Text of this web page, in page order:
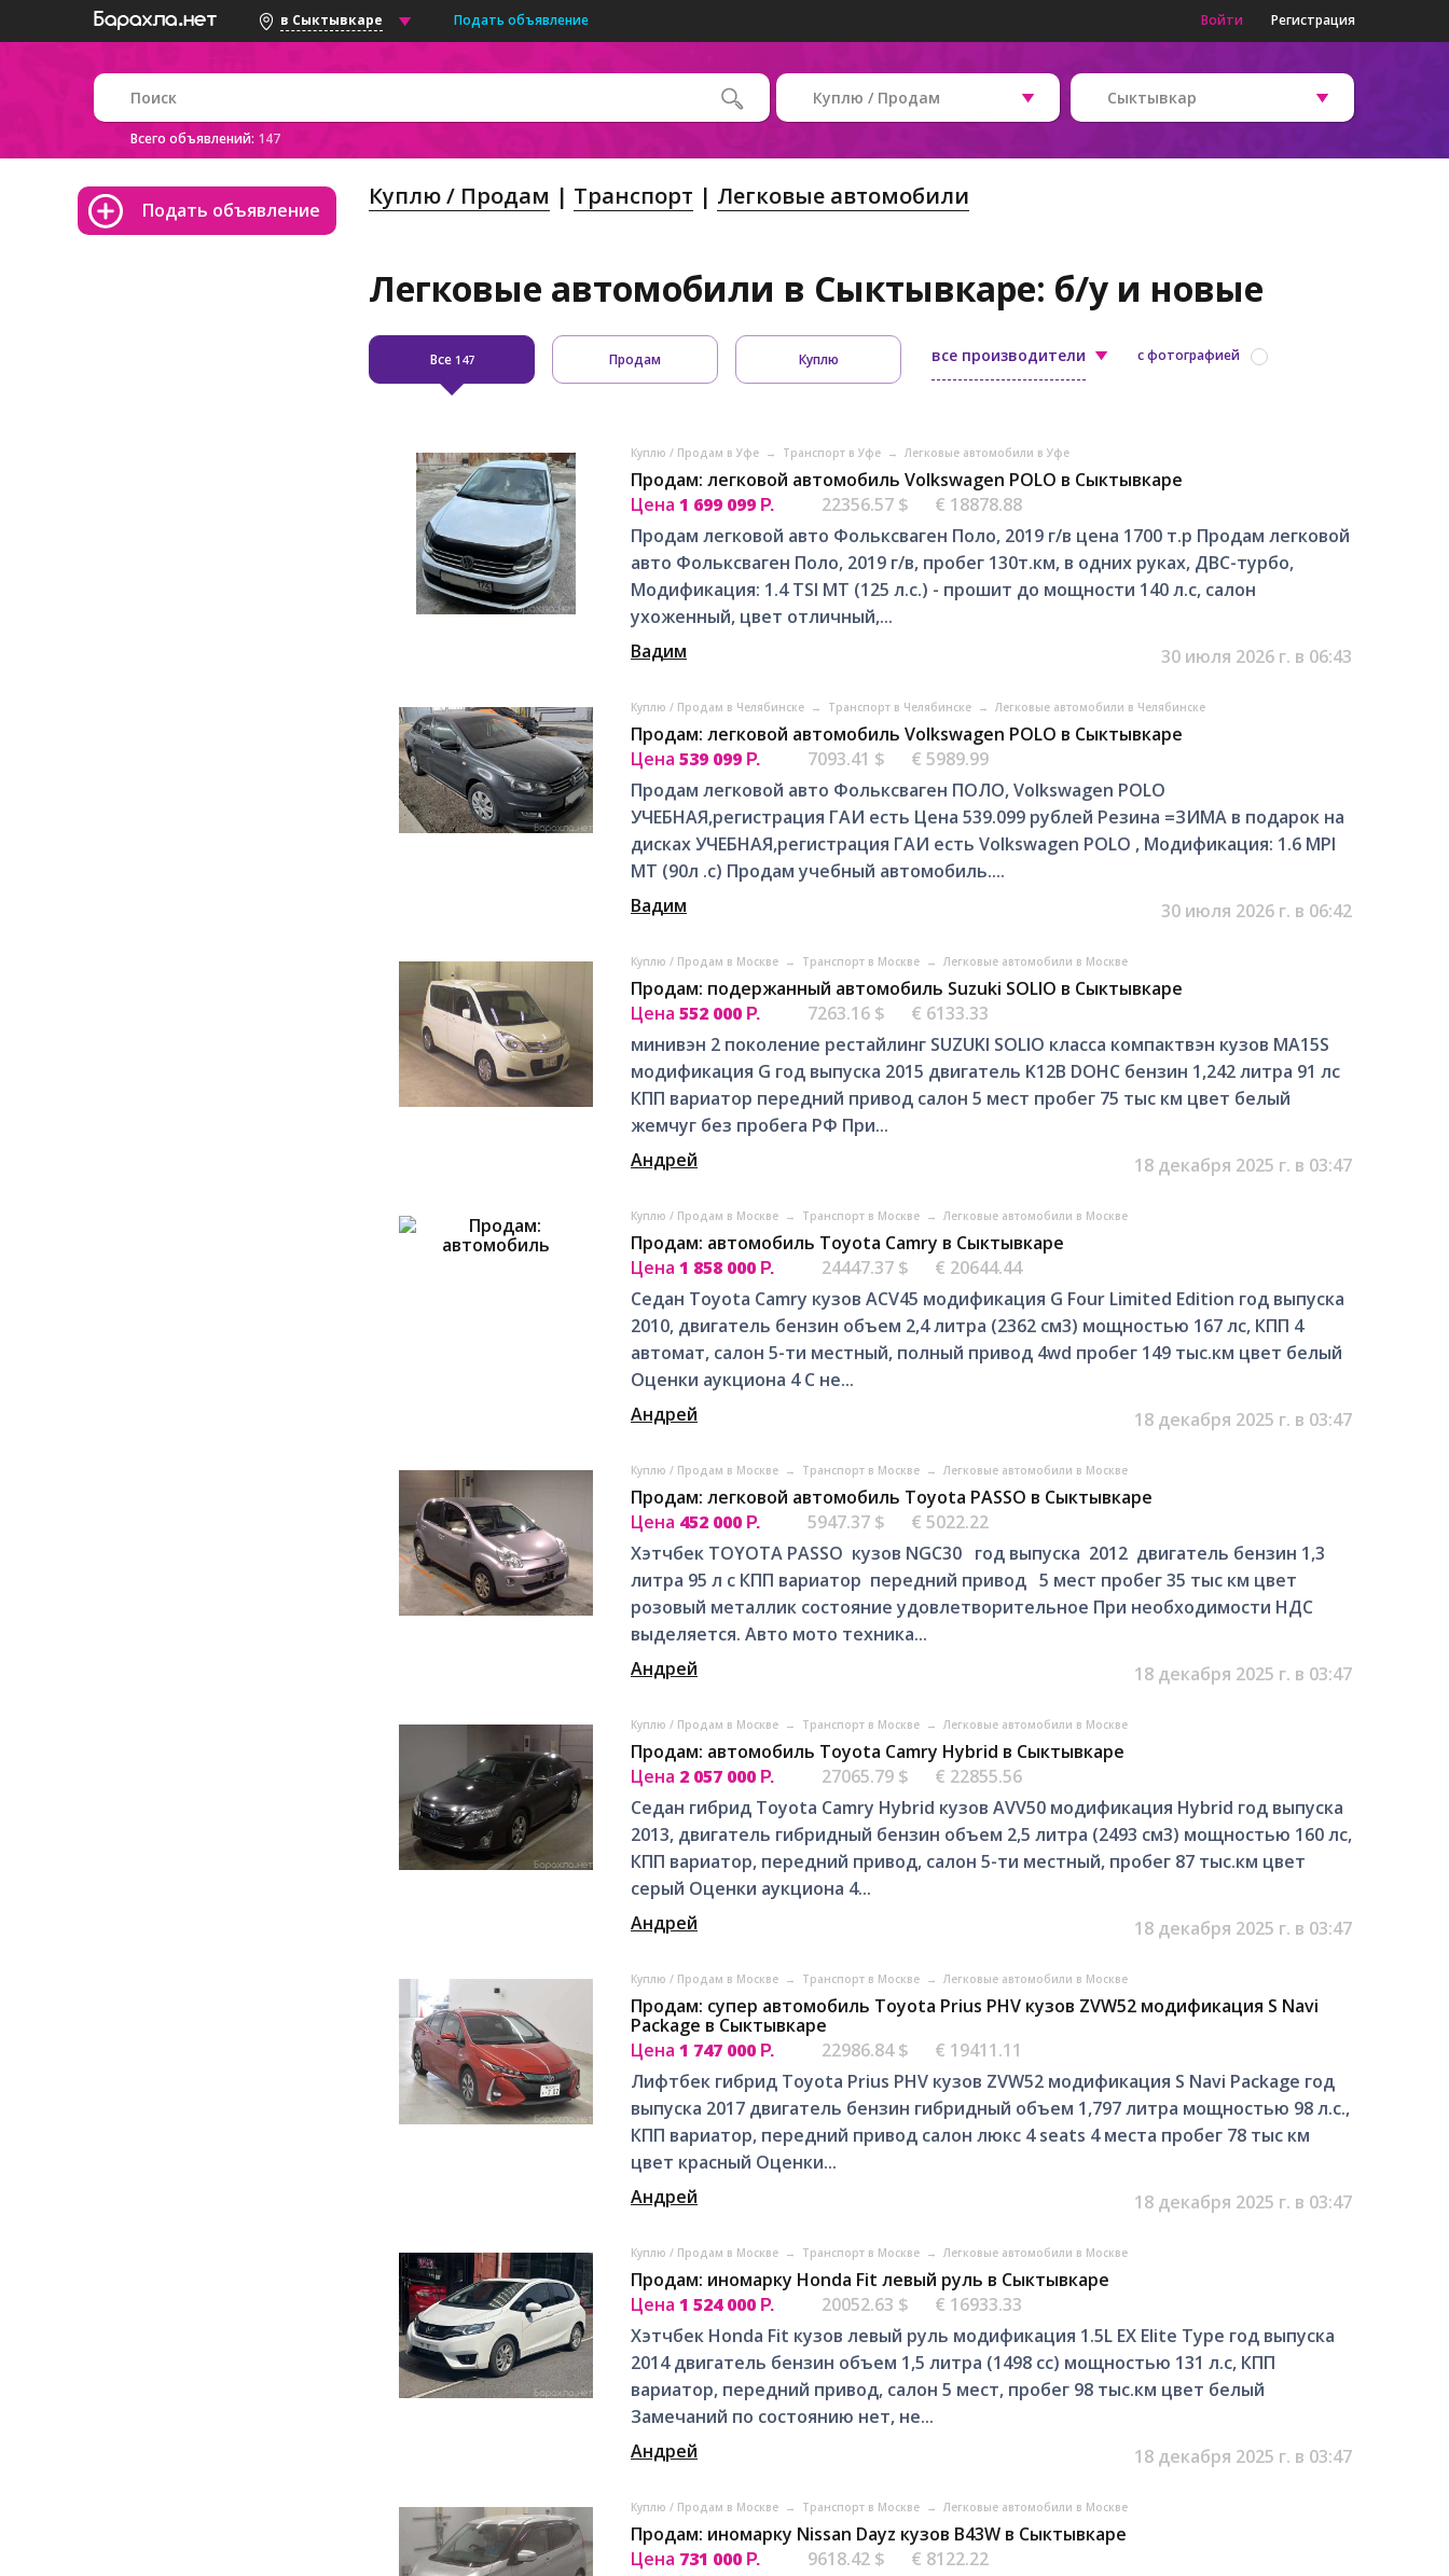
в Сыктывкаре Подать объявление Войти Регистрация
Всего объявлений: 147
Куплю / Продам Сыктывкар
Подать объявление Куплю / Продам Транспорт Легковые автомобили
Легковые автомобили в Сыктывкаре: б/у и новые
Все 147 Продам Куплю все производители с фотографией
Куплю / Продам в Уфе → Транспорт в Уфе → Легковые автомобили в Уфе
Продам: легковой автомобиль Volkswagen POLO в Сыктывкаре
Цена 1 699 099 Р. 22356.57 $
€ 18878.88
Продам легковой авто Фольксваген Поло, 2019 г/в цена 1700 т.р Продам легковой
авто Фольксваген Поло, 2019 г/в, пробег 130т.км, в одних руках, ДВС-турбо,
Модификация: 1.4 TSI MT (125 л.с.) - прошит до мощности 140 л.с, салон
ухоженный, цвет отличный,...
Вадим
30 июля 2026 г. в 06:43
Куплю / Продам в Челябинске → Транспорт в Челябинске → Легковые автомобили в Челябинске
Продам: легковой автомобиль Volkswagen POLO в Сыктывкаре
Цена 539 099 Р. 7093.41 $
€ 5989.99
Продам легковой авто Фольксваген ПОЛО, Volkswagen POLO
УЧЕБНАЯ,регистрация ГАИ есть Цена 539.099 рублей Резина =ЗИМА в подарок на
дисках УЧЕБНАЯ,регистрация ГАИ есть Volkswagen POLO , Модификация: 1.6 MPI
MT (90л .с) Прoдам учебный aвтомобиль....
Вадим
30 июля 2026 г. в 06:42
Куплю / Продам в Москве → Транспорт в Москве → Легковые автомобили в Москве
Продам: подержанный автомобиль Suzuki SOLIO в Сыктывкаре
Цена 552 000 Р. 7263.16 $
€ 6133.33
минивэн 2 поколение рестайлинг SUZUKI SOLIO класса компактвэн кузов MA15S
модификация G год выпуска 2015 двигатель K12B DOHC бензин 1,242 литра 91 лс
КПП вариатор передний привод салон 5 мест пробег 75 тыс км цвет белый
жемчуг без пробега РФ При...
Андрей
18 декабря 2025 г. в 03:47
Куплю / Продам в Москве → Транспорт в Москве → Легковые автомобили в Москве
Продам: автомобиль Toyota Camry в Сыктывкаре
Цена 1 858 000 Р. 24447.37 $
€ 20644.44
Седан Toyota Camry кузов ACV45 модификация G Four Limited Edition год выпуска
2010, двигатель бензин объем 2,4 литра (2362 см3) мощностью 167 лс, КПП 4
автомат, салон 5-ти местный, полный привод 4wd пробег 149 тыс.км цвет белый
Оценки аукциона 4 C не...
Андрей
18 декабря 2025 г. в 03:47
Куплю / Продам в Москве → Транспорт в Москве → Легковые автомобили в Москве
Продам: легковой автомобиль Toyota PASSO в Сыктывкаре
Цена 452 000 Р. 5947.37 $
€ 5022.22
Хэтчбек TOYOTA PASSO кузов NGC30 год выпуска 2012 двигатель бензин 1,3
литра 95 л с КПП вариатор передний привод 5 мест пробег 35 тыс км цвет
розовый металлик состояние удовлетворительное При необходимости НДС
выделяется. Авто мото техника...
Андрей
18 декабря 2025 г. в 03:47
Куплю / Продам в Москве → Транспорт в Москве → Легковые автомобили в Москве
Продам: автомобиль Toyota Camry Hybrid в Сыктывкаре
Цена 2 057 000 Р. 27065.79 $
€ 22855.56
Седан гибрид Toyota Camry Hybrid кузов AVV50 модификация Hybrid год выпуска
2013, двигатель гибридный бензин объем 2,5 литра (2493 см3) мощностью 160 лс,
КПП вариатор, передний привод, салон 5-ти местный, пробег 87 тыс.км цвет
серый Оценки аукциона 4...
Андрей
18 декабря 2025 г. в 03:47
Куплю / Продам в Москве → Транспорт в Москве → Легковые автомобили в Москве
Продам: супер автомобиль Toyota Prius PHV кузов ZVW52 модификация S Navi
Package в Сыктывкаре
Цена 1 747 000 Р. 22986.84 $
€ 19411.11
Лифтбек гибрид Toyota Prius PHV кузов ZVW52 модификация S Navi Package год
выпуска 2017 двигатель бензин гибридный объем 1,797 литра мощностью 98 л.с.,
КПП вариатор, передний привод салон люкс 4 seats 4 места пробег 78 тыс км
цвет красный Оценки...
Андрей
18 декабря 2025 г. в 03:47
Куплю / Продам в Москве → Транспорт в Москве → Легковые автомобили в Москве
Продам: иномарку Honda Fit левый руль в Сыктывкаре
Цена 1 524 000 Р. 20052.63 $
€ 16933.33
Хэтчбек Honda Fit кузов левый руль модификация 1.5L EX Elite Type год выпуска
2014 двигатель бензин объем 1,5 литра (1498 cc) мощностью 131 л.с, КПП
вариатор, передний привод, салон 5 мест, пробег 98 тыс.км цвет белый
Замечаний по состоянию нет, не...
Андрей
18 декабря 2025 г. в 03:47
Куплю / Продам в Москве → Транспорт в Москве → Легковые автомобили в Москве
Продам: иномарку Nissan Dayz кузов B43W в Сыктывкаре
Цена 731 000 Р. 9618.42 $
€ 8122.22